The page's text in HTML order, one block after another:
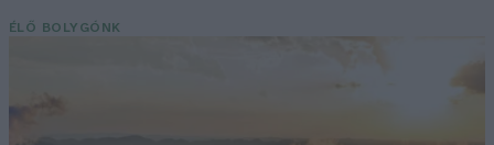
ÉLŐ BOLYGÓNK